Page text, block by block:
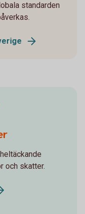
standarden
och skatter.